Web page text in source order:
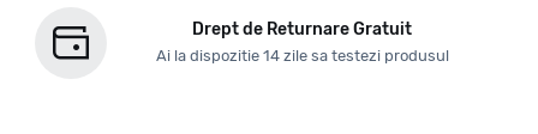
Drept de Returnare Gratuit
Ai la dispozitie 14 zile sa testezi produsul